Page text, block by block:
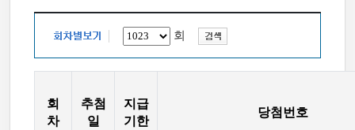
회
회
차
추첨
일
지급
기한
당첨번호